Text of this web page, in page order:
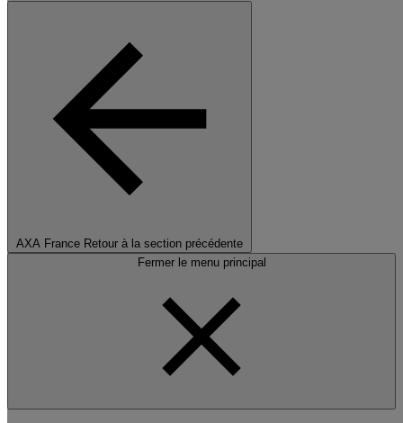
AXA France Retour à la section précédente
Fermer le menu principal